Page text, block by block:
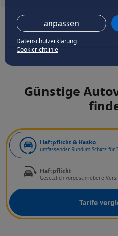
anpassen
Datenschutzerklärung
Cookierichtlinie
Günstige
Haftpflicht & Kasko
umfassender Rundum-Schutz für
Haftpflicht
Gesetzlich vorgeschriebene
Tarife